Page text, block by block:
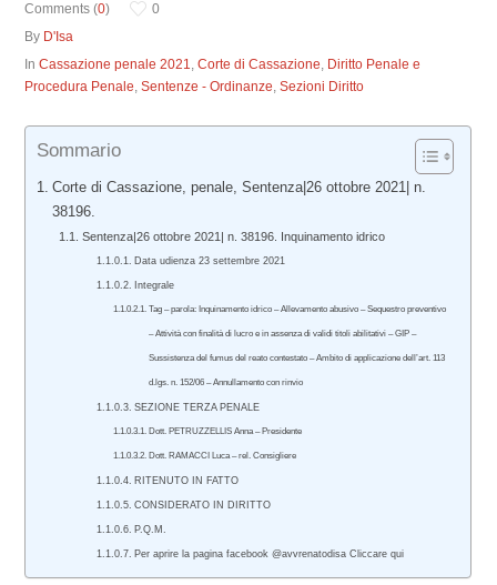
Comments (0)
0
By D'Isa
InCassazione penale 2021,Corte di Cassazione, Diritto Penale e
Procedura Penale,Sentenze - Ordinanze,Sezioni Diritto
Sommario
Corte di Cassazione, penale, Sentenza|26 ottobre 2021| n.
38196.
Sentenza|26 ottobre 2021| n. 38196. Inquinamento idrico
Data udienza 23 settembre 2021
Integrale
Tag – parola: Inquinamento idrico – Allevamento abusivo – Sequestro preventivo
– Attività con finalità di lucro e in assenza di validi titoli abilitativi – GIP –
Sussistenza del fumus del reato contestato – Ambito di applicazione dell’art. 113
d.lgs. n. 152/06 – Annullamento con rinvio
SEZIONE TERZA PENALE
Dott. PETRUZZELLIS Anna – Presidente
Dott. RAMACCI Luca – rel. Consigliere
RITENUTO IN FATTO
CONSIDERATO IN DIRITTO
P.Q.M.
Per aprire la pagina facebook @avvrenatodisa Cliccare qui